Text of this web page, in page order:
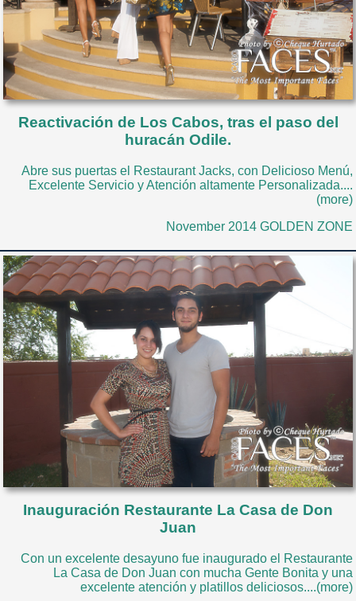
Reactivación de Los Cabos, tras el paso del
huracán Odile.
Abre sus puertas el Restaurant Jacks, con Delicioso Menú,
Excelente Servicio y Atención altamente Personalizada....
(more)
November 2014 GOLDEN ZONE
Inauguración Restaurante La Casa de Don
Juan
Con un excelente desayuno fue inaugurado el Restaurante
La Casa de Don Juan con mucha Gente Bonita y una
excelente atención y platillos deliciosos....(more)